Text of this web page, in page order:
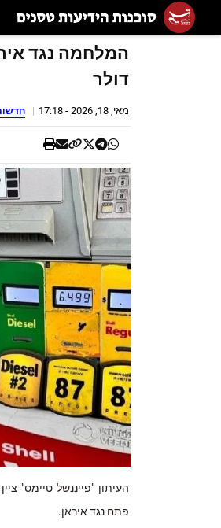
דולר
מאי, 18, 2026 - 17:18
העיתון "פייננשל טיימס"
פתח נגד איראן.